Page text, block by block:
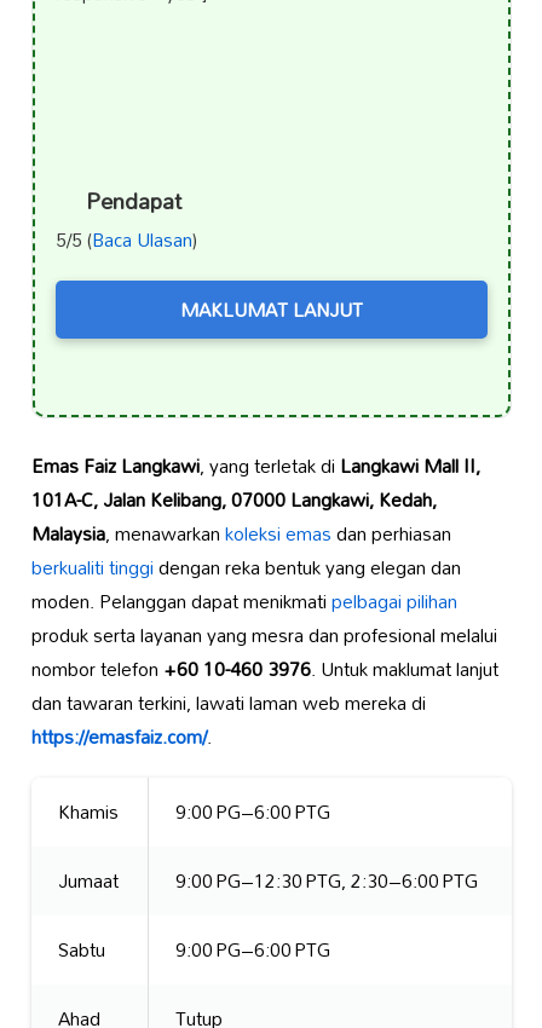
Pendapat
5/5 (Baca Ulasan)
MAKLUMAT LANJUT
Emas Faiz Langkawi, yang terletak diLangkawi Mall II,
101A-C, Jalan Kelibang, 07000 Langkawi, Kedah,
Malaysia, menawarkankoleksi emasdan perhiasan
berkualiti tinggidengan reka bentuk yang elegan dan
moden. Pelanggan dapat menikmatipelbagai pilihan
produk serta layanan yang mesra dan profesional melalui
nombor telefon+60 10-460 3976. Untuk maklumat lanjut
dan tawaran terkini, lawati laman web mereka di
https://emasfaiz.com/.
Khamis
9:00 PG–6:00 PTG
Jumaat
9:00 PG–12:30 PTG, 2:30–6:00 PTG
Sabtu
9:00 PG–6:00 PTG
Ahad
Tutup